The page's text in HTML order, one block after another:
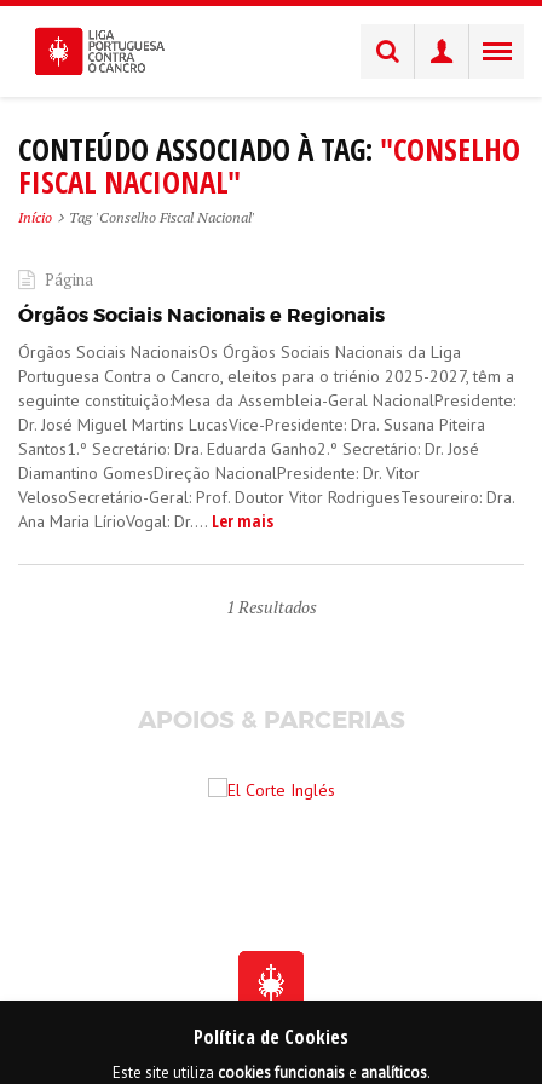
Política de Cookies
Este site utiliza cookiesfuncionaise analíticos.
CONTEÚDO ASSOCIADO À TAG: "CONSELHO
FISCAL NACIONAL"
Início Tag 'Conselho Fiscal Nacional'
Página
Órgãos Sociais Nacionais e Regionais
Órgãos Sociais NacionaisOs Órgãos Sociais Nacionais da Liga
Portuguesa Contra o Cancro, eleitos para o triénio 2025-2027, têm a
seguinte constituição:Mesa da Assembleia-Geral NacionalPresidente:
Dr. José Miguel Martins LucasVice-Presidente: Dra. Susana Piteira
Santos1.º Secretário: Dra. Eduarda Ganho2.º Secretário: Dr. José
Diamantino GomesDireção NacionalPresidente: Dr. Vitor
VelosoSecretário-Geral: Prof. Doutor Vitor RodriguesTesoureiro: Dra.
Ana Maria LírioVogal: Dr.... Ler mais
1 Resultados
APOIOS & PARCERIAS
Fundada em 1941